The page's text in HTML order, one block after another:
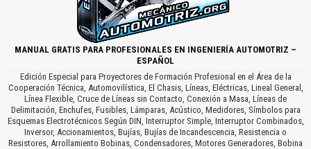
MANUAL GRATIS PARA PROFESIONALES EN INGENIERÍA AUTOMOTRIZ –
ESPAÑOL
Edición Especial para Proyectores de Formación Profesional en el Área de la
Cooperación Técnica, Automovilística, El Chasis, Líneas, Eléctricas, Lineal General,
Línea Flexible, Cruce de Líneas sin Contacto, Conexión a Masa, Líneas de
Delimitación, Enchufes, Fusibles, Lámparas, Acústico, Medidores, Símbolos para
Esquemas Electrotécnicos Según DIN, Interruptor Simple, Interruptor Combinados,
Inversor, Accionamientos, Bujías, Bujías de Incandescencia, Resistencia o
Resistores, Arrollamiento Bobinas, Condensadores, Motores Generadores, Bobina